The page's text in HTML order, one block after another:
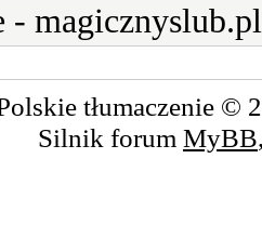
- magicznyslub.pl
tłumaczenie ©
Silnik forum MyBB